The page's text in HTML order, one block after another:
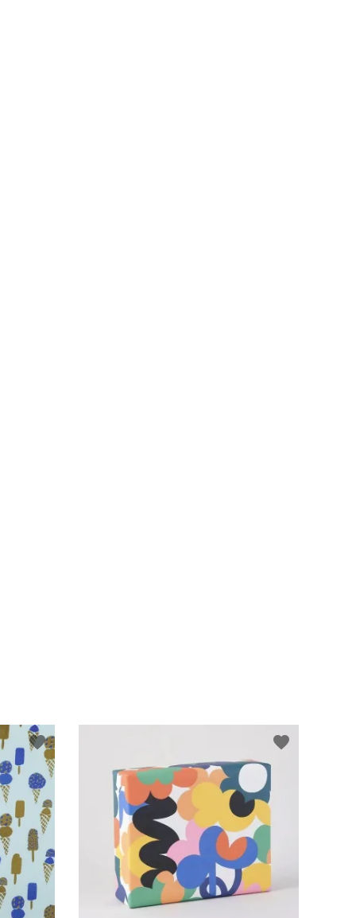
favorite favorite